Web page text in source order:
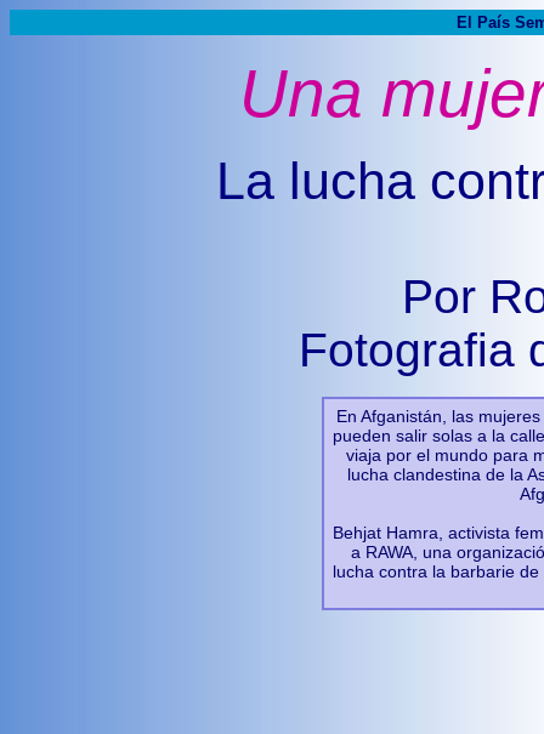
El País
Una
La lucha
Por
Fotografia
En Afganistán, las
pueden salir solas a la
viaja por el mundo para
lucha clandestina de la
Behjat Hamra, activista
a RAWA, una
lucha contra la barbarie